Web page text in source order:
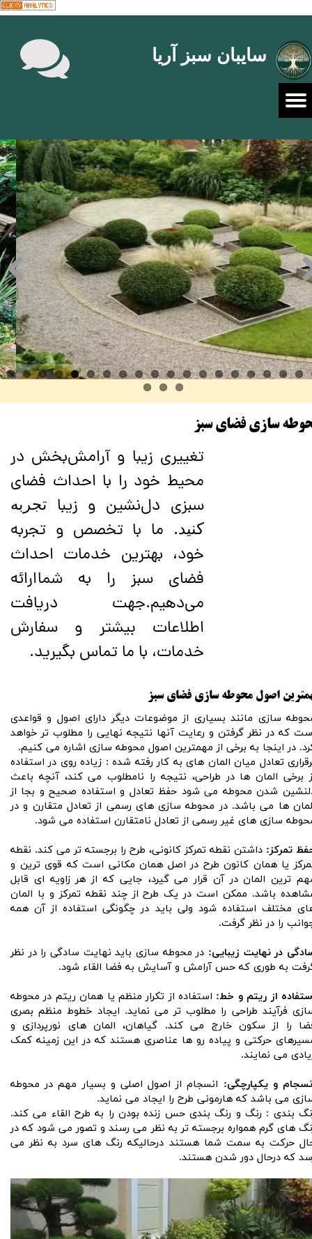
سایبان سبز آریا
سازی فضای سبز
تغییری زیبا و آرامش‌بخش در
محیط خود را با احداث فضای
سبزی دل‌نشین و زیبا
تجربه
کنید. ما با تخصص و تجربه
خود، بهترین خدمات احداث
فضای سبز را به شماارائه
می‌دهیم.جهت دریافت
اطلاعات بیشتر و سفارش
خدمات، با ما تماس بگیرید.
اصول محوطه سازی فضای سبز
سازی مانند بسیاری از موضوعات دیگر دارای اصول و قواعدی
که در نظر گرفتن و رعایت آنها نتیجه نهایی را مطلوب تر خواهد
در اینجا به برخی از مهمترین اصول محوطه سازی اشاره می کنیم.
تعادل میان المان های به کار رفته شده : زیاده روی در استفاده
برخی المان ها در طراحی، نتیجه را نامطلوب می کند، آنچه باعث
شدن محوطه می شود حفظ تعادل و استفاده صحیح و بجا از
ها می باشد. در محوطه سازی های رسمی از تعادل متقارن و در
سازی های غیر رسمی از تعادل نامتقارن استفاده می شود.
تمرکز: داشتن نقطه تمرکز کانونی، طرح را برجسته تر می کند. نقطه
یا همان کانون طرح در اصل همان مکانی است که قوی ترین و
ترین المان در آن قرار می گیرد، جایی که از هر زاویه ای قابل
باشد. ممکن است در یک طرح از چند نقطه تمرکز و با المان
مختلف استفاده شود ولی باید در چگونگی استفاده از آن همه
را در نظر گرفت.
در نهایت زیبایی: در محوطه سازی باید نهایت سادگی را در نظر
به طوری که حس آرامش و آسایش به فضا القاء شود.
از ریتم و خط: استفاده از تکرار منظم یا همان ریتم در محوطه
فرآیند طراحی را مطلوب تر می نماید. ایجاد خطوط منظم بصری
را از سکون خارج می کند. گیاهان، المان های نورپردازی و
حرکتی و پیاده رو ها عناصری هستند که در این زمینه کمک
می نمایند.
و یکپارچگی: انسجام از اصول اصلی و بسیار مهم در محوطه
می باشد که هارمونی طرح را ایجاد می نماید.
بندی : رنگ و رنگ بندی حس زنده بودن را به طرح القاء می کند.
های گرم همواره برجسته تر به نظر می رسند و تصور می شود که در
حرکت به سمت شما هستند درحالیکه رنگ های سرد به نظر می
که درحال دور شدن هستند.